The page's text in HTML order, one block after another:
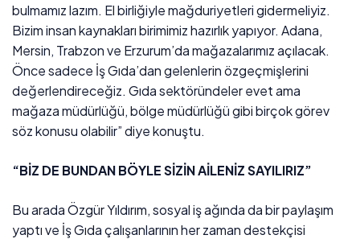
bulmamız lazım. El birliğiyle mağduriyetleri gidermeliyiz.
Bizim insan kaynakları birimimiz hazırlık yapıyor. Adana,
Mersin, Trabzon ve Erzurum’da mağazalarımız açılacak.
Önce sadece İş Gıda’dan gelenlerin özgeçmişlerini
değerlendireceğiz. Gıda sektöründeler evet ama
mağaza müdürlüğü, bölge müdürlüğü gibi birçok görev
söz konusu olabilir” diye konuştu.
“BİZ DE BUNDAN BÖYLE SİZİN AİLENİZ SAYILIRIZ”
Bu arada Özgür Yıldırım, sosyal iş ağında da bir paylaşım
yaptı ve İş Gıda çalışanlarının her zaman destekçisi